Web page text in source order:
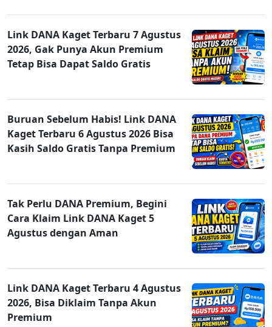
Link DANA Kaget Terbaru 7 Agustus
2026, Gak Punya Akun Premium
Tetap Bisa Dapat Saldo Gratis
Buruan Sebelum Habis! Link DANA
Kaget Terbaru 6 Agustus 2026 Bisa
Kasih Saldo Gratis Tanpa Premium
Tak Perlu DANA Premium, Begini
Cara Klaim Link DANA Kaget 5
Agustus dengan Aman
Link DANA Kaget Terbaru 4 Agustus
2026, Bisa Diklaim Tanpa Akun
Premium